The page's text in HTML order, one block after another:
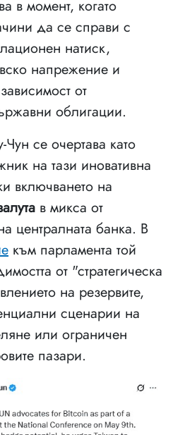
в момент, когато
да се справи с
натиск,
напрежение и
от
облигации.
се очертава като
на тази иновативна
включването на
в микса от
централната банка. В
към парламента той
от "стратегическа
на резервите,
сценарии на
или ограничен
пазари.